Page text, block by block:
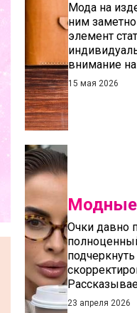
Мода на
ним
элемент
внимание
15 мая 2026
Модные
Очки давно
23 апреля 2026